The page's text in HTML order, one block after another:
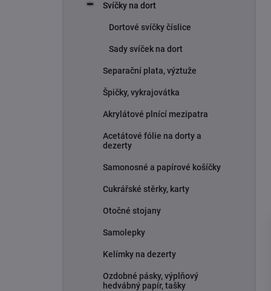
Svíčky na dort
Dortové svíčky číslice
Sady svíček na dort
Separační plata, výztuže
Špičky, vykrajovátka
Akrylátové plnící mezipatra
Acetátové fólie na dorty a
dezerty
Samonosné a papírové košíčky
Cukrářské stěrky, karty
Otočné stojany
Samolepky
Kelímky na dezerty
Ozdobné pásky, výplňový
hedvábný papír, tašky